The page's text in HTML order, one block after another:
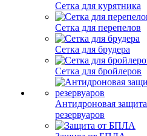
Сетка для курятника
Сетка для перепелов
Сетка для брудера
Сетка для бройлеров
Антидроновая защита
резервуаров